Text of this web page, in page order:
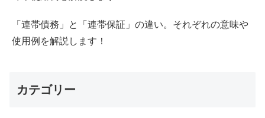
「連帯債務」と「連帯保証」の違い。それぞれの意味や
使用例を解説します！
カテゴリー